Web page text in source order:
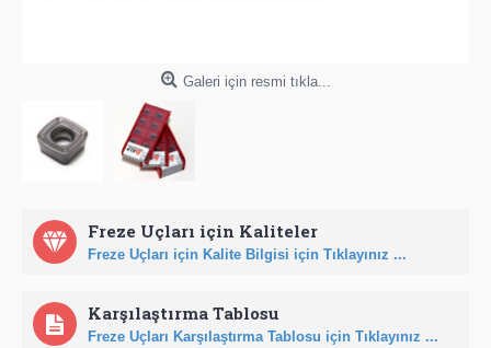
Galeri için resmi tıkla...
Freze Uçları için Kaliteler
Freze Uçları için Kalite Bilgisi için Tıklayınız ...
Karşılaştırma Tablosu
Freze Uçları Karşılaştırma Tablosu için Tıklayınız ...